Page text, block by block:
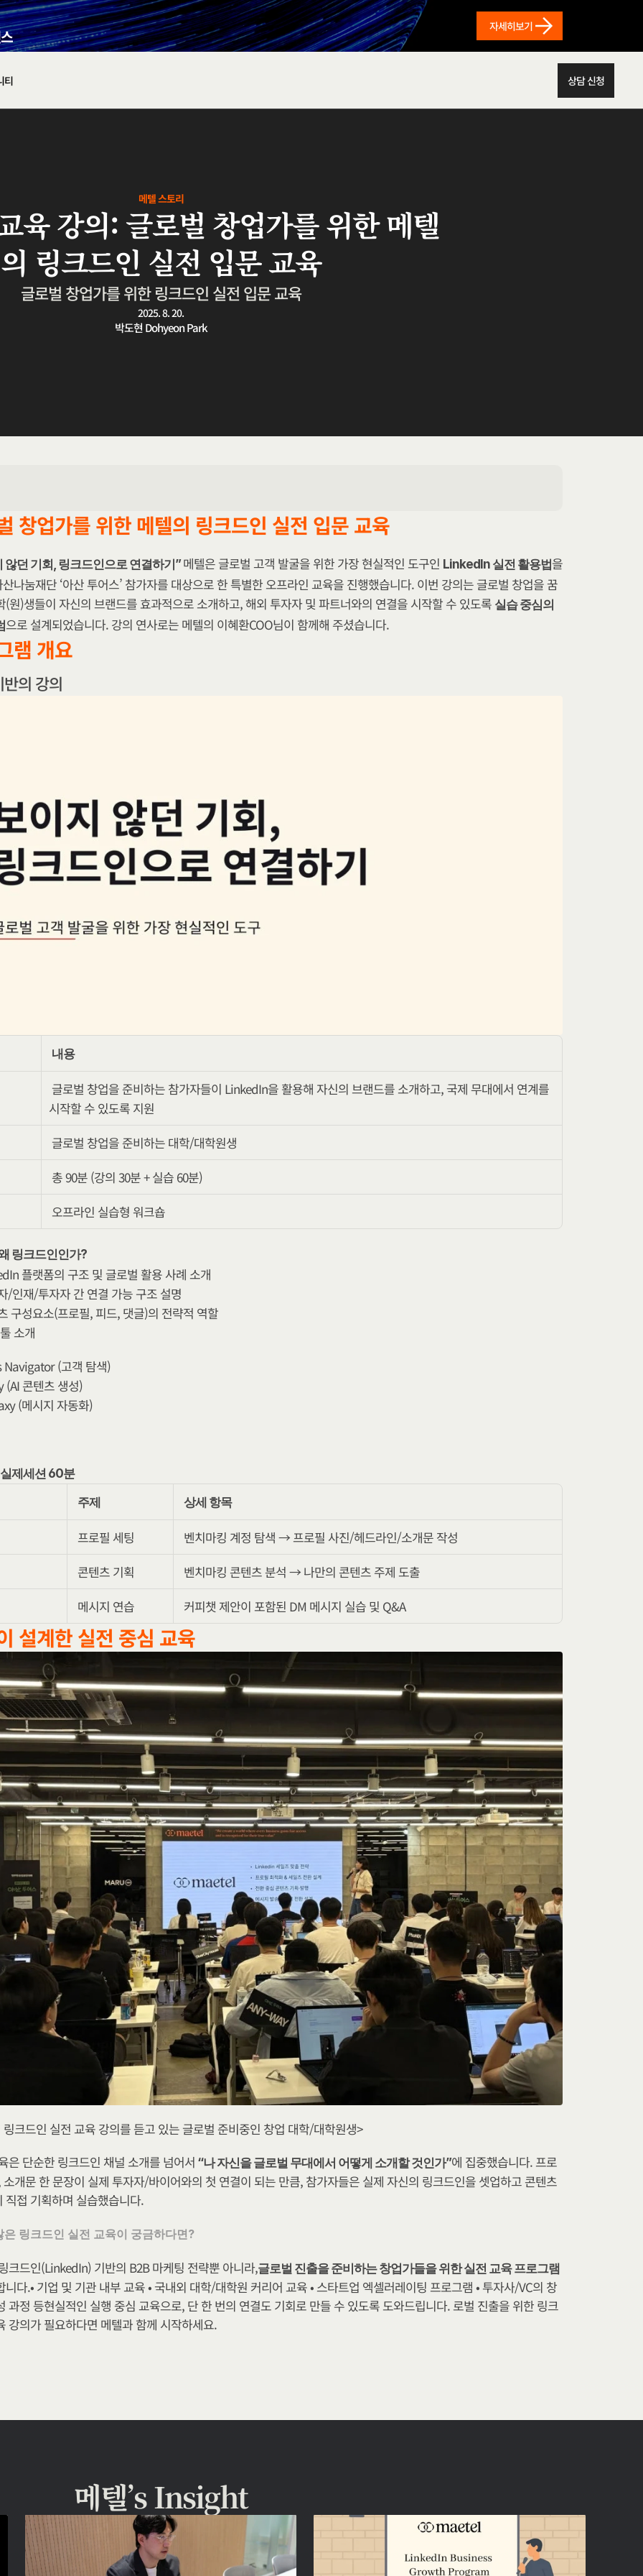
자세히보기
티 상담 신청
메텔 스토리
육 강의: 글로벌 창업가를 위한 메텔
의 링크드인 실전 입문 교육
글로벌 창업가를 위한 링크드인 실전 입문 교육
2025. 8. 20.
박도현 Dohyeon Park
창업가를 위한 메텔의 링크드인 실전 입문 교육
않던 기회, 링크드인으로 연결하기” 메텔은 글로벌 고객 발굴을 위한 가장 현실적인 도구인 LinkedIn 실전 활용법 을
나눔재단 ‘아산 투어스’ 참가자를 대상으로 한 특별한 오프라인 교육을 진행했습니다. 이번 강의는 글로벌 창업을 꿈
(원)생들이 자신의 브랜드를 효과적으로 소개하고, 해외 투자자 및 파트너와의 연결을 시작할 수 있도록 실습 중심의
으로 설계되었습니다. 강의 연사로는 메텔의 이혜환COO님이 함께해 주셨습니다.
램 개요
의 강의
내용
글로벌 창업을 준비하는 참가자들이 LinkedIn을 활용해 자신의 브랜드를 소개하고, 국제 무대에서 연계를
시작할 수 있도록 지원
글로벌 창업을 준비하는 대학/대학원생
총 90분 (강의 30분 + 실습 60분)
오프라인 실습형 워크숍
링크드인인가?
플랫폼의 구조 및 글로벌 활용 사례 소개
/인재/투자자 간 연결 가능 구조 설명
구성요소(프로필, 피드, 댓글)의 전략적 역할
소개
Navigator (고객 탐색)
(AI 콘텐츠 생성)
(메시지 자동화)
제세션 60분
주제
상세 항목
프로필 세팅
벤치마킹 계정 탐색 → 프로필 사진/헤드라인/소개문 작성
콘텐츠 기획
벤치마킹 콘텐츠 분석 → 나만의 콘텐츠 주제 도출
메시지 연습
커피챗 제안이 포함된 DM 메시지 실습 및 Q&A
설계한 실전 중심 교육
링크드인 실전 교육 강의를 듣고 있는 글로벌 준비중인 창업 대학/대학원생>
은 단순한 링크드인 채널 소개를 넘어서 “나 자신을 글로벌 무대에서 어떻게 소개할 것인가”에 집중했습니다. 프로
소개문 한 문장이 실제 투자자/바이어와의 첫 연결이 되는 만큼, 참가자들은 실제 자신의 링크드인을 셋업하고 콘텐츠
직접 기획하며 실습했습니다.
은 링크드인 실전 교육이 궁금하다면?
크드인(LinkedIn) 기반의 B2B 마케팅 전략뿐 아니라,글로벌 진출을 준비하는 창업가들을 위한 실전 교육 프로그램
니다.​• 기업 및 기관 내부 교육 • 국내외 대학/대학원 커리어 교육 • 스타트업 엑셀러레이팅 프로그램 • 투자사/VC의 창
과정 등현실적인 실행 중심 교육으로, 단 한 번의 연결도 기회로 만들 수 있도록 도와드립니다. 로벌 진출을 위한 링크
강의가 필요하다면 메텔과 함께 시작하세요.
메텔’s Insight